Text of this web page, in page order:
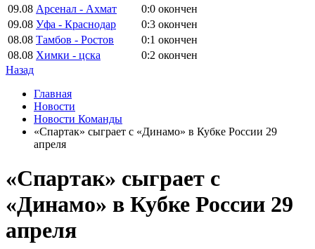
09.08 Арсенал - Ахмат 0:0 окончен
09.08 Уфа - Краснодар 0:3 окончен
08.08 Тамбов - Ростов 0:1 окончен
08.08 Химки - цска 0:2 окончен
Назад
Главная
Новости
Новости Команды
«Спартак» сыграет с «Динамо» в Кубке России 29
апреля
«Спартак» сыграет с
«Динамо» в Кубке России 29
апреля